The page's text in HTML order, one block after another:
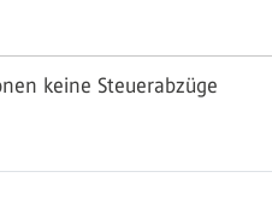
keine Steuerabzüge